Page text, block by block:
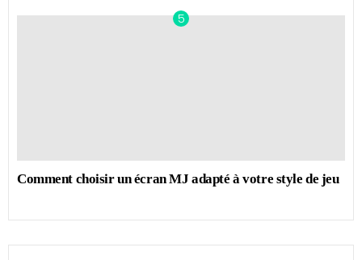
Comment choisir un écran MJ adapté à votre style de jeu